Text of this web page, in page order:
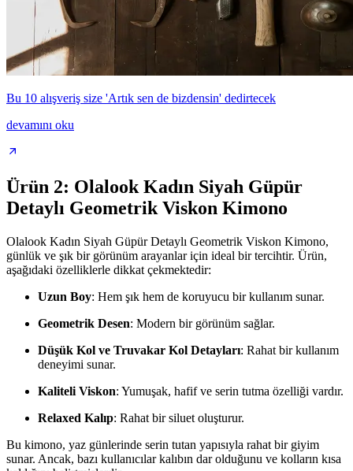
Bu 10 alışveriş size 'Artık sen de bizdensin' dedirtecek
devamını oku
Ürün 2: Olalook Kadın Siyah Güpür
Detaylı Geometrik Viskon Kimono
Olalook Kadın Siyah Güpür Detaylı Geometrik Viskon Kimono,
günlük ve şık bir görünüm arayanlar için ideal bir tercihtir. Ürün,
aşağıdaki özelliklerle dikkat çekmektedir:
Uzun Boy: Hem şık hem de koruyucu bir kullanım sunar.
Geometrik Desen: Modern bir görünüm sağlar.
Düşük Kol ve Truvakar Kol Detayları: Rahat bir kullanım
deneyimi sunar.
Kaliteli Viskon: Yumuşak, hafif ve serin tutma özelliği vardır.
Relaxed Kalıp: Rahat bir siluet oluşturur.
Bu kimono, yaz günlerinde serin tutan yapısıyla rahat bir giyim
sunar. Ancak, bazı kullanıcılar kalıbın dar olduğunu ve kolların kısa